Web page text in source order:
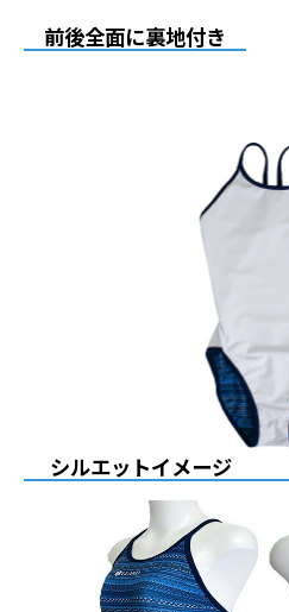
前後全面に裏地付き
シルエットイメージ